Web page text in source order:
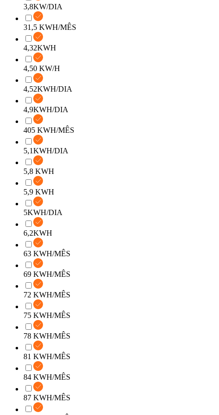
3,8KW/DIA
31,5 KWH/MÊS
4,32KWH
4,50 KW/H
4,52KWH/DIA
4,9KWH/DIA
405 KWH/MÊS
5,1KWH/DIA
5,8 KWH
5,9 KWH
5KWH/DIA
6,2KWH
63 KWH/MÊS
69 KWH/MÊS
72 KWH/MÊS
75 KWH/MÊS
78 KWH/MÊS
81 KWH/MÊS
84 KWH/MÊS
87 KWH/MÊS